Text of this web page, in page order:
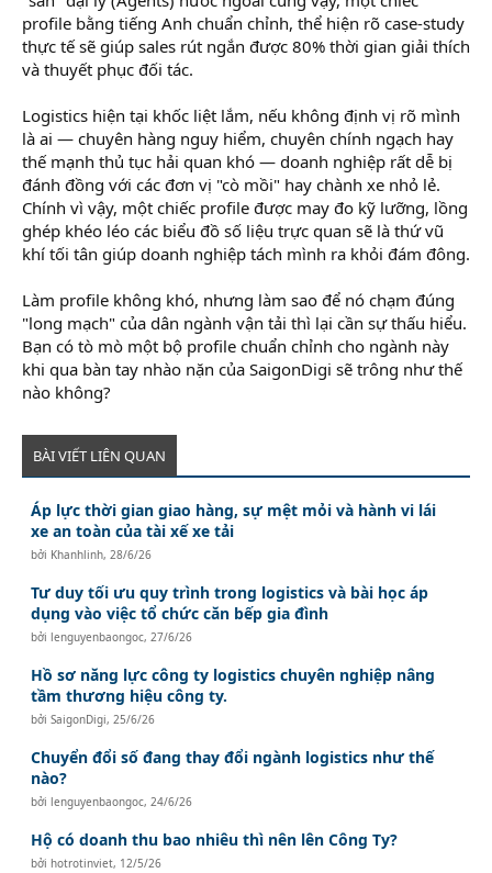
profile bằng tiếng Anh chuẩn chỉnh, thể hiện rõ case-study
thực tế sẽ giúp sales rút ngắn được 80% thời gian giải thích
và thuyết phục đối tác.
Logistics hiện tại khốc liệt lắm, nếu không định vị rõ mình
là ai — chuyên hàng nguy hiểm, chuyên chính ngạch hay
thế mạnh thủ tục hải quan khó — doanh nghiệp rất dễ bị
đánh đồng với các đơn vị "cò mồi" hay chành xe nhỏ lẻ.
Chính vì vậy, một chiếc profile được may đo kỹ lưỡng, lồng
ghép khéo léo các biểu đồ số liệu trực quan sẽ là thứ vũ
khí tối tân giúp doanh nghiệp tách mình ra khỏi đám đông.
Làm profile không khó, nhưng làm sao để nó chạm đúng
"long mạch" của dân ngành vận tải thì lại cần sự thấu hiểu.
Bạn có tò mò một bộ profile chuẩn chỉnh cho ngành này
khi qua bàn tay nhào nặn của SaigonDigi sẽ trông như thế
nào không?
BÀI VIẾT LIÊN QUAN
Áp lực thời gian giao hàng, sự mệt mỏi và hành vi lái
xe an toàn của tài xế xe tải
bởi Khanhlinh, 28/6/26
Tư duy tối ưu quy trình trong logistics và bài học áp
dụng vào việc tổ chức căn bếp gia đình
bởilenguyenbaongoc, 27/6/26
Hồ sơ năng lực công ty logistics chuyên nghiệp nâng
tầm thương hiệu công ty.
bởiSaigonDigi, 25/6/26
Chuyển đổi số đang thay đổi ngành logistics như thế
nào?
bởilenguyenbaongoc, 24/6/26
Hộ có doanh thu bao nhiêu thì nên lên Công Ty?
bởihotrotinviet, 12/5/26